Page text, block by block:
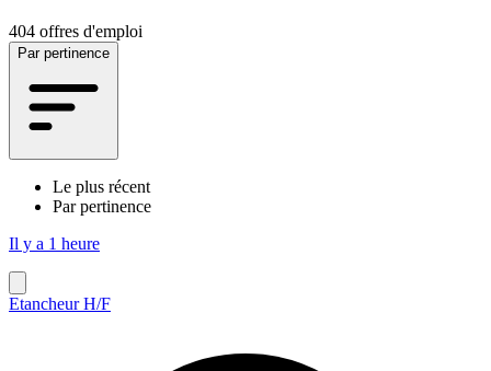
404 offres d'emploi
Par pertinence
Le plus récent
Par pertinence
Il y a 1 heure
Etancheur H/F